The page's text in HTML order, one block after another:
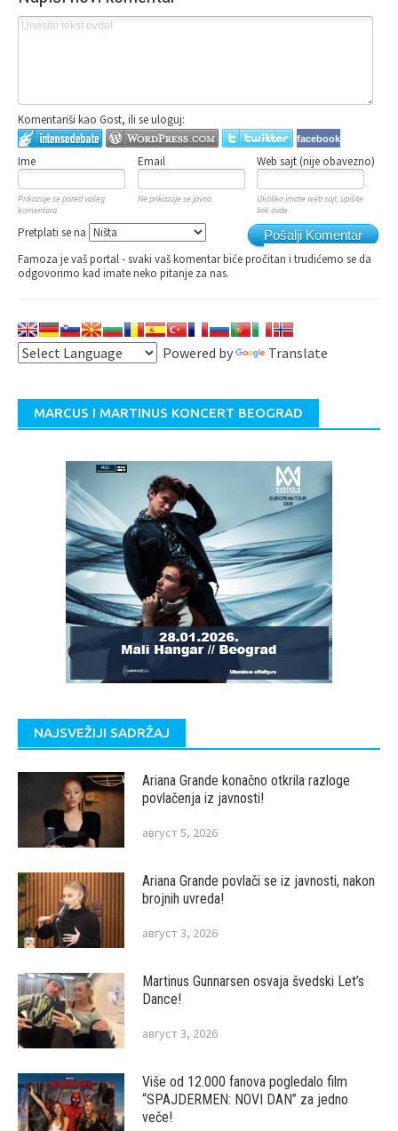
Komentariši kao Gost, ili se uloguj:
facebook
Ime Email Web sajt (nije obavezno)
Prikazuje se pored vašeg
komentara.
Ne prikazuje se javno.
Ukoliko imate web sajt, upišite
link ovde.
Pošalji Komentar
Pretplati se na
Famoza je vaš portal - svaki vaš komentar biće pročitan i trudićemo se da
odgovorimo kad imate neko pitanje za nas.
Powered by Translate
MARCUS I MARTINUS KONCERT BEOGRAD
NAJSVEŽIJI SADRŽAJ
Ariana Grande konačno otkrila razloge
povlačenja iz javnosti!
август 5, 2026
Ariana Grande povlači se iz javnosti, nakon
brojnih uvreda!
август 3, 2026
Martinus Gunnarsen osvaja švedski Let’s
Dance!
август 3, 2026
Više od 12.000 fanova pogledalo film
“SPAJDERMEN: NOVI DAN” za jedno
veče!